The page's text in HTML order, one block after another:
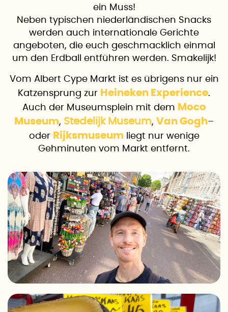
ein Muss!
Neben typischen niederländischen Snacks
werden auch internationale Gerichte
angeboten, die euch geschmacklich einmal
um den Erdball entführen werden. Smakelijk!
Vom Albert Cype Markt ist es übrigens nur ein
Katzensprung zur Heineken Experience.
Auch der Museumsplein mit dem Moco
Museum, Stedelijk Museum, Van Gogh–
oder Rijksmuseum liegt nur wenige
Gehminuten vom Markt entfernt.